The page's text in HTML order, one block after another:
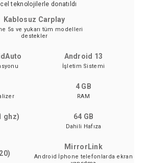
teknolojilerle donatıldı
Kablosuz Carplay
5s ve yukarı tüm modelleri
destekler
Android 13
İşletim Sistemi
4 GB
RAM
ghz) 64 GB
Dahili Hafıza
MirrorLink
Android İphone telefonlarda ekran